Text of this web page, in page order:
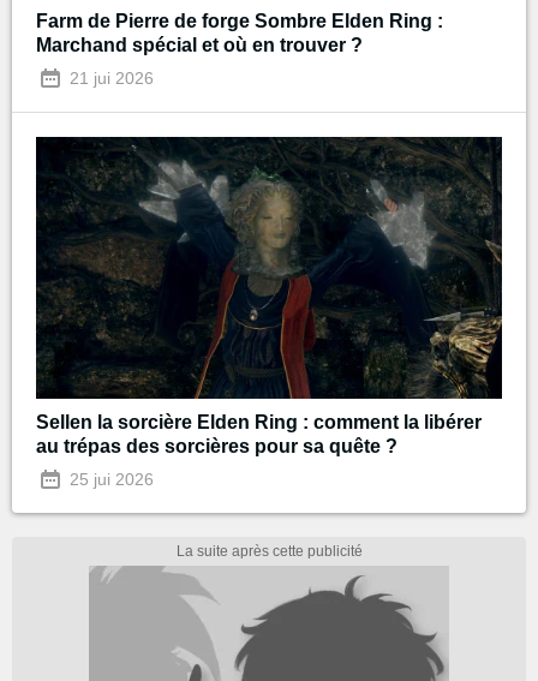
Farm de Pierre de forge Sombre Elden Ring :
Marchand spécial et où en trouver ?
21 jui 2026
Sellen la sorcière Elden Ring : comment la libérer
au trépas des sorcières pour sa quête ?
25 jui 2026